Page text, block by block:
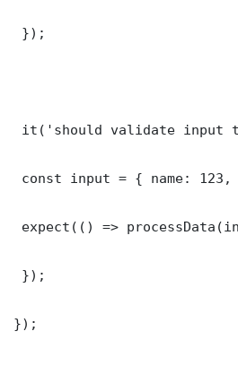
});
it('should validate input
const input = { name:
expect(() =>
});
});